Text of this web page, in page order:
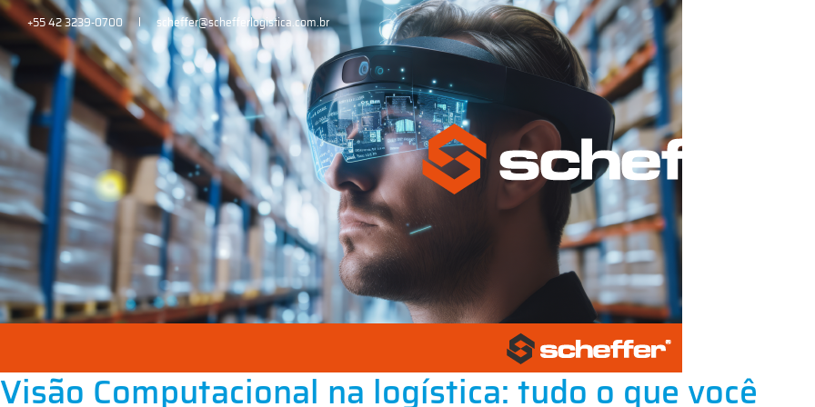
+55 42 3239-0700 scheffer@schefferlogistica.com.br
Visão Computacional na logística: tudo o que você